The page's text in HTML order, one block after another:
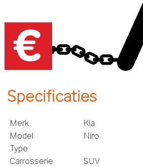
Specificaties
Merk
Kia
Model
Niro
Type
Carrosserie
SUV